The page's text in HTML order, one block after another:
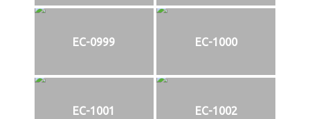
EC-0999 EC-1000
EC-1001 EC-1002